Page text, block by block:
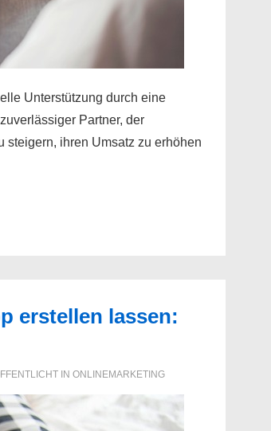
Unterstützung durch eine
Partner, der
steigern, ihren Umsatz zu erhöhen
erstellen lassen:
IN ONLINEMARKETING